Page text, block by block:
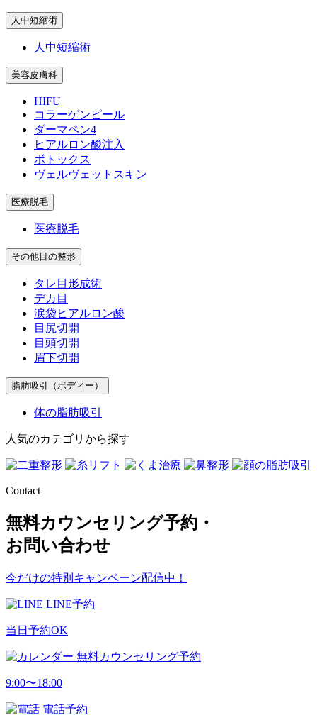
人中短縮術
人中短縮術
美容皮膚科
HIFU
コラーゲンピール
ダーマペン4
ヒアルロン酸注入
ボトックス
ヴェルヴェットスキン
医療脱毛
医療脱毛
その他目の整形
タレ目形成術
デカ目
涙袋ヒアルロン酸
目尻切開
目頭切開
眉下切開
脂肪吸引（ボディー）
体の脂肪吸引
人気のカテゴリから探す
Contact
無料カウンセリング予約・
お問い合わせ
今だけの特別キャンペーン配信中！
LINE予約
当日予約OK
無料カウンセリング予約
9:00〜18:00
電話予約